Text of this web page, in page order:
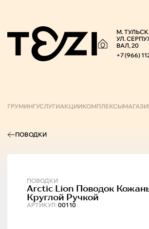
М.
УЛ.
ВАЛ, 20
+7 (966)
ГРУМИНГУСЛУГИАКЦИИКОМПЛЕКСЫ
ПОВОДКИ
ПОВОДКИ
АРТИКУЛ: 00110
Arctic Lion Поводок
Круглой Ручкой